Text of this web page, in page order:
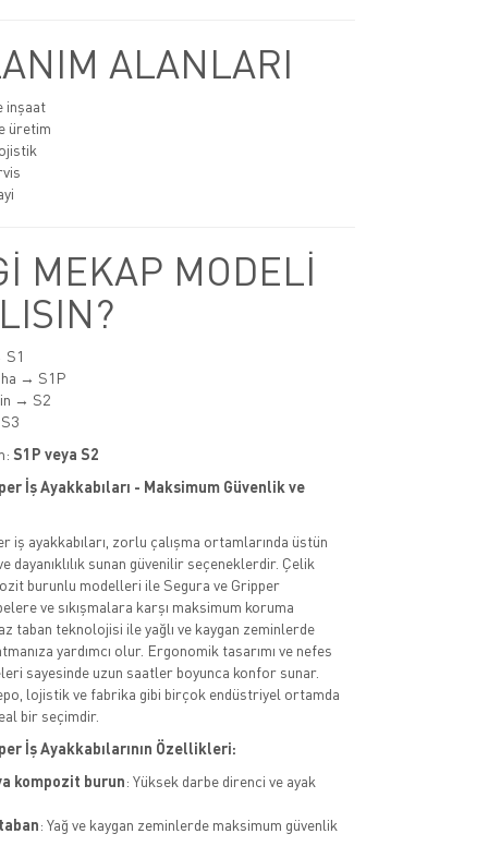
ALANLARI
inşaat
üretim
MEKAP MODELİ
→ S1P
→ S2
S1P veya S2
İş Ayakkabıları - Maksimum Güvenlik ve
iş ayakkabıları, zorlu çalışma ortamlarında üstün
dayanıklılık sunan güvenilir seçeneklerdir. Çelik
burunlu modelleri ile Segura ve Gripper
ve sıkışmalara karşı maksimum koruma
taban teknolojisi ile yağlı ve kaygan zeminlerde
yardımcı olur. Ergonomik tasarımı ve nefes
sayesinde uzun saatler boyunca konfor sunar.
lojistik ve fabrika gibi birçok endüstriyel ortamda
bir seçimdir.
İş Ayakkabılarının Özellikleri:
kompozit burun: Yüksek darbe direnci ve ayak
: Yağ ve kaygan zeminlerde maksimum güvenlik